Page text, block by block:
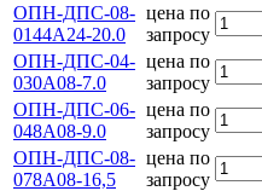
ОПН-ДПС-08-
0144А24-20.0
цена по
запросу
ОПН-ДПС-04-
030А08-7.0
цена по
запросу
ОПН-ДПС-06-
048А08-9.0
цена по
запросу
ОПН-ДПС-08-
078А08-16,5
цена по
запросу